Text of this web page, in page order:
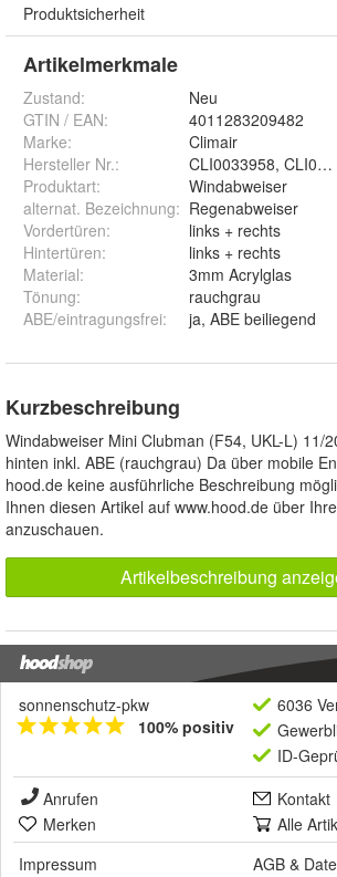
Produktsicherheit
Artikelmerkmale
Zustand:
Neu
GTIN / EAN:
4011283209482
Marke:
Climair
Hersteller Nr.:
CLI0033958,
Produktart:
Windabweiser
alternat. Bezeichnung: Regenabweiser
Vordertüren:
links + rechts
Hintertüren:
links + rechts
Material:
3mm Acrylglas
Tönung:
rauchgrau
ABE/eintragungsfrei: ja, ABE beiliegend
Kurzbeschreibung
Windabweiser Mini Clubman (F54, UKL-L) 11/
hinten inkl. ABE (rauchgrau) Da über mobile
hood.de keine ausführliche Beschreibung
Ihnen diesen Artikel auf www.hood.de über
anzuschauen.
Artikelbeschreibung
sonnenschutz-pkw
100% positiv
6036
ID-
Anrufen
Kontakt
Merken
Alle
Impressum
AGB &